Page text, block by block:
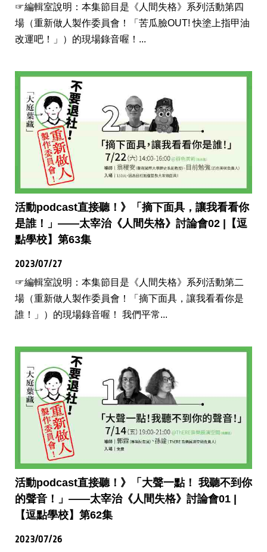
☞編輯室說明：本集節目是《人間失格》系列活動第四
場（重新做人製作委員會！「苦瓜臉OUT! 快塗上指甲油
改運吧！」）的現場錄音喔！...
活動podcast直接聽！》「摘下面具，讓我看看你
是誰！」——太宰治《人間失格》討論會02 |【逗
點學校】第63集
2023/07/27
☞編輯室說明：本集節目是《人間失格》系列活動第二
場（重新做人製作委員會！「摘下面具，讓我看看你是
誰！」）的現場錄音喔！ 我們平常...
活動podcast直接聽！》「大聲一點！ 我聽不到你
的聲音！」——太宰治《人間失格》討論會01 |
【逗點學校】第62集
2023/07/26